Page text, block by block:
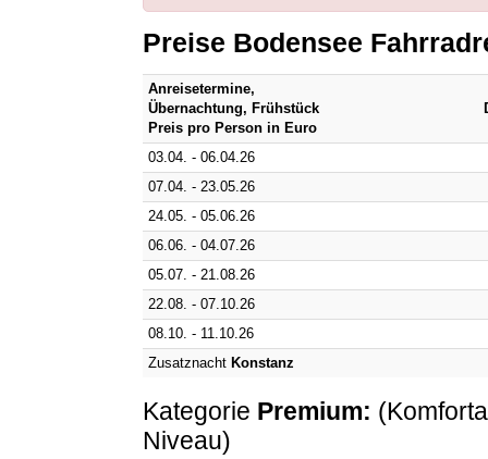
Preise Bodensee
Anreisetermine,
Übernachtung, Frühstück
Preis pro Person in Euro
03.04. - 06.04.26
07.04. - 23.05.26
24.05. - 05.06.26
06.06. - 04.07.26
05.07. - 21.08.26
22.08. - 07.10.26
08.10. - 11.10.26
Zusatznacht Konstanz
Kategorie Premium:
Niveau)